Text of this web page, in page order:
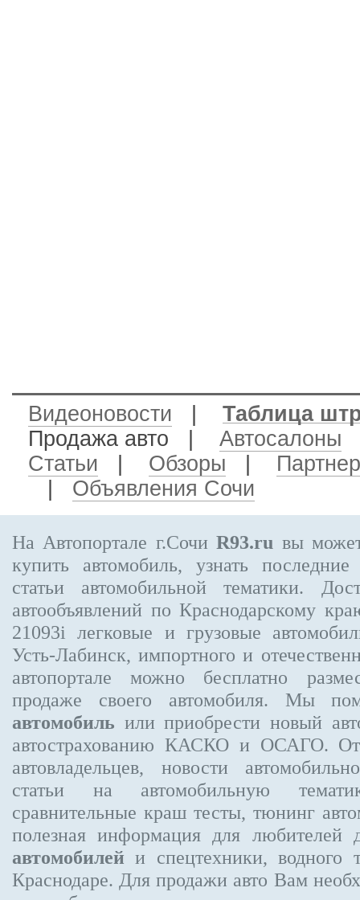
Видеоновости
Таблица
Продажа авто
Автосалоны
Статьи
Обзоры
Объявления Сочи
На Автопортале г.СочиR93.ru вы
купить автомобиль, узнать
статьи автомобильной тематики.
автообъявлений по Краснодарскому
21093i легковые и грузовые
Усть-Лабинск, импортного и
автопортале можно бесплатно
продаже своего автомобиля. Мы
автомобиль или приобрести новый
автострахованию КАСКО и ОСАГО.
автовладельцев, новости
статьи на автомобильную
сравнительные краш тесты, тюнинг
полезная информация для любителей
автомобилей и спецтехники, водного
Краснодаре. Для продажи авто Вам